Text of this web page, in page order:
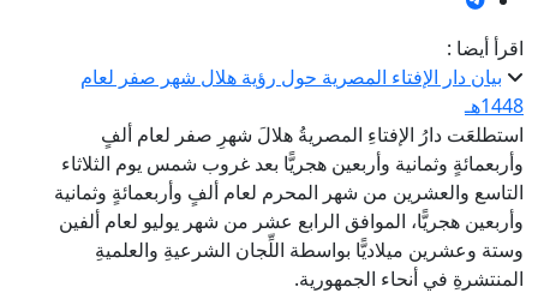
أيضا :
بيان دار الإفتاء المصرية حول رؤية هلال شهر صفر لعام
دارُ الإفتاءِ المصريةُ هلالَ شهرِ صفر لعام ألفٍ
وثمانية وأربعين هجريًّا بعد غروب شمس يوم الثلاثاء
والعشرين من شهر المحرم لعام ألفٍ وأربعمائةٍ وثمانية
هجريًّا، الموافق الرابع عشر من شهر يوليو لعام ألفين
وعشرين ميلاديًّا بواسطة اللِّجان الشرعيةِ والعلميةِ
في أنحاء الجمهورية.